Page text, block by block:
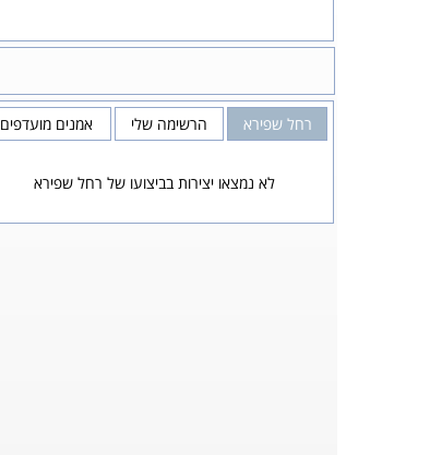
רחל שפירא הרשימה שלי אמנים מועדפים
לא נמצאו יצירות בביצועו של רחל שפירא